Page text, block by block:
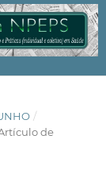
/
de